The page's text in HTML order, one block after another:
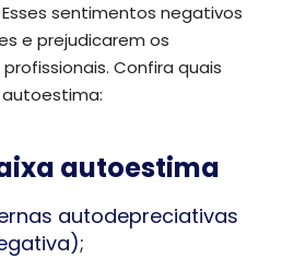
sentimentos negativos
e prejudicarem os
Confira quais
autoestima:
autoestima
autodepreciativas